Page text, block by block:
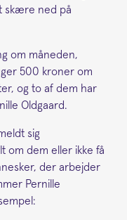
skære ned på
om måneden,
500 kroner om
og to af dem har
Oldgaard.
sig
om dem eller ikke få
der arbejder
Pernille